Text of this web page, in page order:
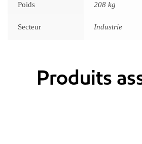
Poids 208 kg
Secteur Industrie
Produits